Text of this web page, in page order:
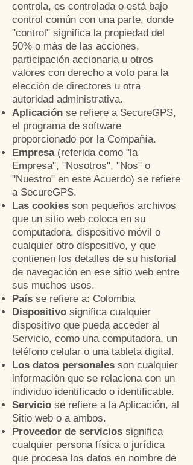
controla, es controlada o está bajo
control común con una parte, donde
"control" significa la propiedad del
50% o más de las acciones,
participación accionaria u otros
valores con derecho a voto para la
elección de directores u otra
autoridad administrativa.
Aplicación se refiere a SecureGPS,
el programa de software
proporcionado por la Compañía.
Empresa(referida como "la
Empresa", "Nosotros", "Nos" o
"Nuestro" en este Acuerdo) se refiere
a SecureGPS.
Las cookies son pequeños archivos
que un sitio web coloca en su
computadora, dispositivo móvil o
cualquier otro dispositivo, y que
contienen los detalles de su historial
de navegación en ese sitio web entre
sus muchos usos.
País se refiere a: Colombia
Dispositivo significa cualquier
dispositivo que pueda acceder al
Servicio, como una computadora, un
teléfono celular o una tableta digital.
Los datos personales son cualquier
información que se relaciona con un
individuo identificado o identificable.
Servicio se refiere a la Aplicación, al
Sitio web o a ambos.
Proveedor de servicios significa
cualquier persona física o jurídica
que procesa los datos en nombre de